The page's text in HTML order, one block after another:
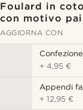
Foulard in
con motivo
AGGIORNA CON
+4,95 €
Appendi
+12,95 €